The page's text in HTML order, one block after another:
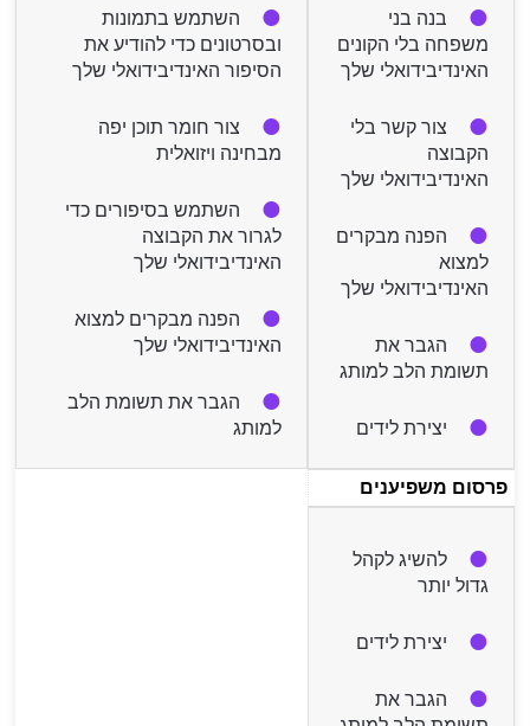
בנה בני
משפחה בלי הקונים
האינדיבידואלי שלך
צור קשר בלי
הקבוצה
האינדיבידואלי שלך
הפנה מבקרים
למצוא
האינדיבידואלי שלך
הגבר את
תשומת הלב למותג
יצירת לידים
השתמש בתמונות
ובסרטונים כדי להודיע את
הסיפור האינדיבידואלי שלך
צור חומר תוכן יפה
מבחינה ויזואלית
השתמש בסיפורים כדי
לגרור את הקבוצה
האינדיבידואלי שלך
הפנה מבקרים למצוא
האינדיבידואלי שלך
הגבר את תשומת הלב
למותג
פרסום משפיענים
להשיג לקהל
גדול יותר
יצירת לידים
הגבר את